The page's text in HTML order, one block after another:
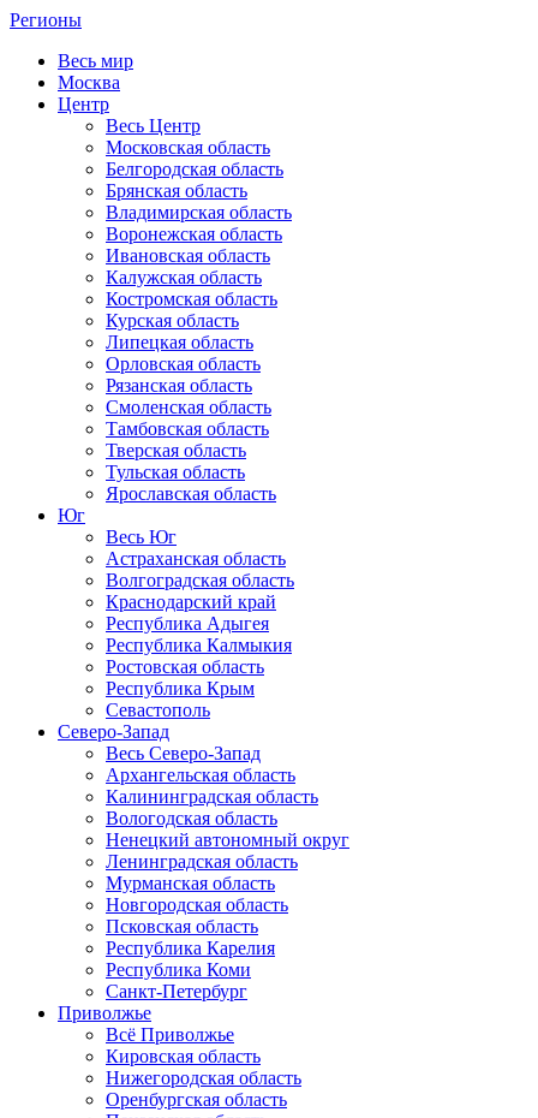
Регионы
Весь мир
Москва
Центр
Весь Центр
Московская область
Белгородская область
Брянская область
Владимирская область
Воронежская область
Ивановская область
Калужская область
Костромская область
Курская область
Липецкая область
Орловская область
Рязанская область
Смоленская область
Тамбовская область
Тверская область
Тульская область
Ярославская область
Юг
Весь Юг
Астраханская область
Волгоградская область
Краснодарский край
Республика Адыгея
Республика Калмыкия
Ростовская область
Республика Крым
Севастополь
Северо-Запад
Весь Северо-Запад
Архангельская область
Калининградская область
Вологодская область
Ненецкий автономный округ
Ленинградская область
Мурманская область
Новгородская область
Псковская область
Республика Карелия
Республика Коми
Санкт-Петербург
Приволжье
Всё Приволжье
Кировская область
Нижегородская область
Оренбургская область